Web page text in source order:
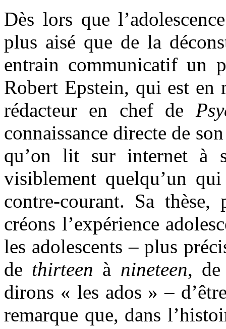
Dès lors que
plus aisé que de la
entrain communicatif un
Robert Epstein, qui est en
rédacteur en chef de
connaissance directe de
qu’on lit sur internet à
visiblement quelqu’un
contre-courant. Sa
créons l’expérience
les adolescents – plus
de thirteen à nineteen, de
dirons « les ados » –
remarque que, dans